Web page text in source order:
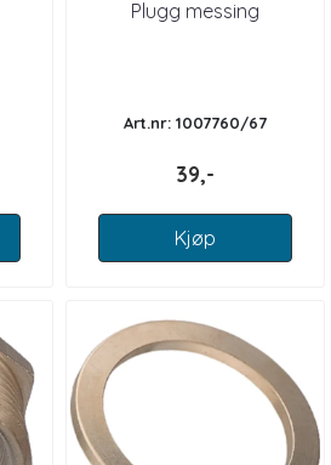
Plugg messing
Art.nr: 1007760/67
39,-
Kjøp